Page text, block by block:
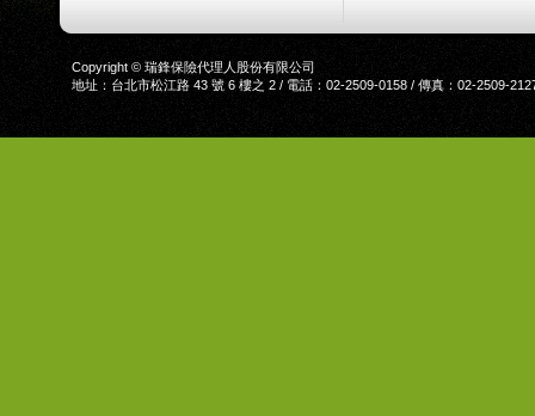
Copyright © 瑞鋒保險代理人股份有限公司
地址：台北市松江路 43 號 6 樓之 2 / 電話：02-2509-0158 / 傳真：02-2509-